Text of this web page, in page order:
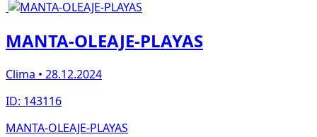
MANTA-OLEAJE-PLAYAS
Clima • 28.12.2024
ID: 143116
MANTA-OLEAJE-PLAYAS